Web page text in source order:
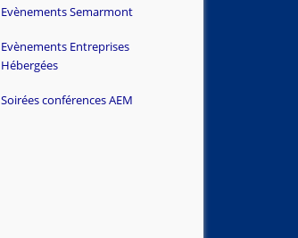
Evènements Semarmont
Evènements Entreprises
Hébergées
Soirées conférences AEM